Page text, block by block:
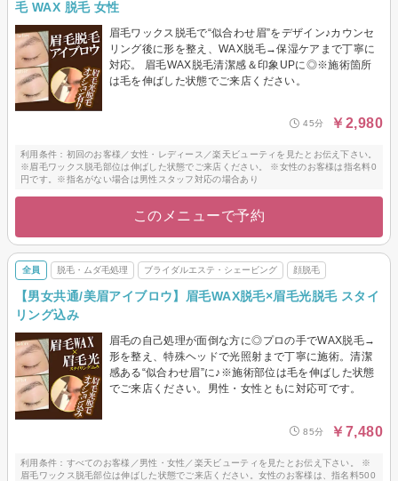
毛 WAX 脱毛 女性
眉毛ワックス脱毛で“似合わせ眉”をデザイン♪カウンセ
リング後に形を整え、WAX脱毛→保湿ケアまで丁寧に
対応。 眉毛WAX脱毛清潔感＆印象UPに◎※施術箇所
は毛を伸ばした状態でご来店ください。
45分 ￥2,980
利用条件：初回のお客様／女性・レディース／楽天ビューティを見たとお伝え下さい。
※眉毛ワックス脱毛部位は伸ばした状態でご来店ください。 ※女性のお客様は指名料0
円です。※指名がない場合は男性スタッフ対応の場合あり
このメニューで予約
全員 脱毛・ムダ毛処理 ブライダルエステ・シェービング 顔脱毛
【男女共通/美眉アイブロウ】眉毛WAX脱毛×眉毛光脱毛 スタイ
リング込み
眉毛の自己処理が面倒な方に◎プロの手でWAX脱毛→
形を整え、特殊ヘッドで光照射まで丁寧に施術。清潔
感ある“似合わせ眉”に♪※施術部位は毛を伸ばした状態
でご来店ください。男性・女性ともに対応可です。
85分 ￥7,480
利用条件：すべてのお客様／男性・女性／楽天ビューティを見たとお伝え下さい。 ※
眉毛ワックス脱毛部位は伸ばした状態でご来店ください。女性のお客様は、指名料500